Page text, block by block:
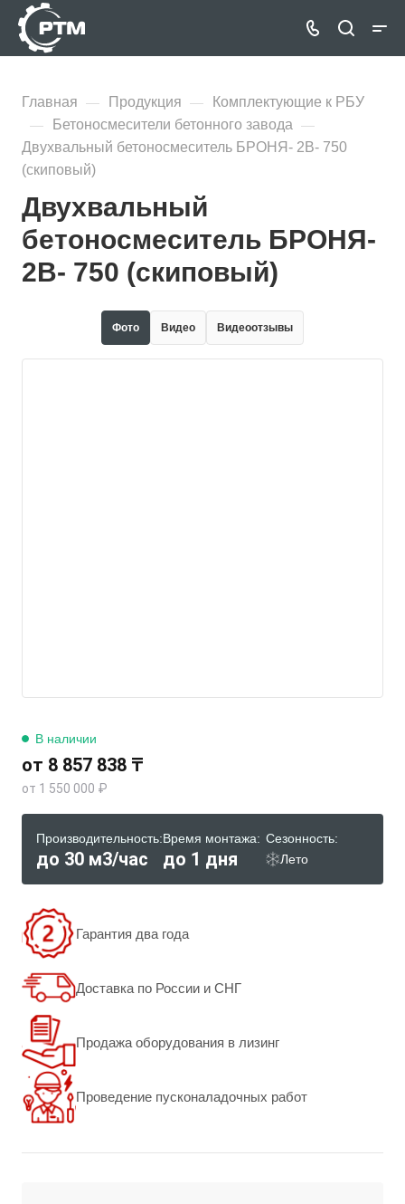
Главная — Продукция —
Комплектующие к РБУ
—
Бетоносмесители бетонного завода —
Двухвальный бетоносмеситель БРОНЯ- 2В- 750
(скиповый)
Двухвальный
бетоносмеситель БРОНЯ-
2В- 750 (скиповый)
Фото Видео Видеоотзывы
В наличии
от 8 857 838 ₸
от 1 550 000 ₽
Производительность:
до 30 м3/час
Время монтажа:
до 1 дня
Сезонность:
Лето
Гарантия два года
Доставка по России и СНГ
Продажа оборудования в лизинг
Проведение пусконаладочных работ